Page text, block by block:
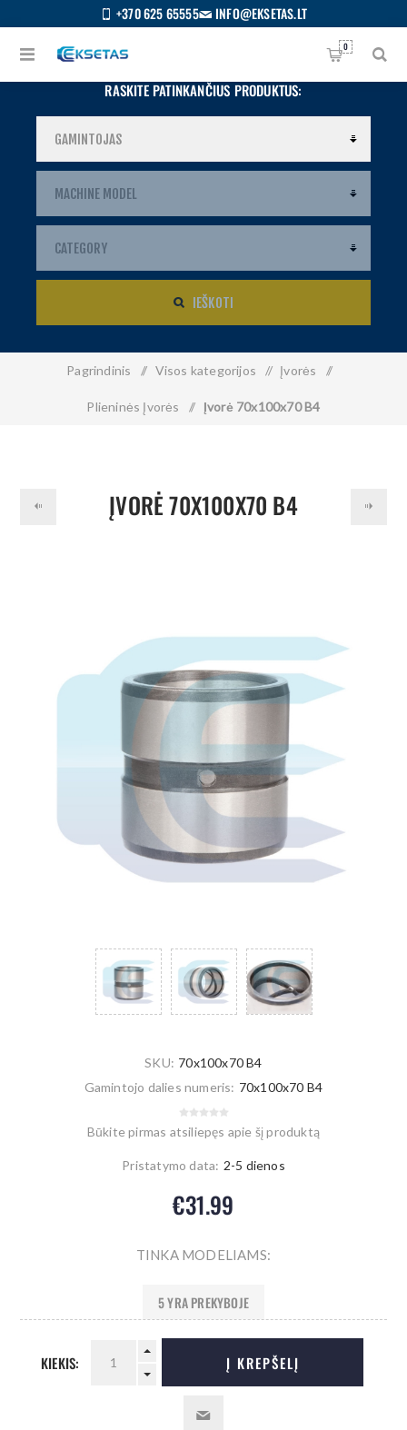
+370 625 65555 INFO@EKSETAS.LT
0
RASKITE PATINKANČIUS PRODUKTUS:
IEŠKOTI
Pagrindinis / Visos kategorijos / Įvorės /
Plieninės Įvorės / Įvorė 70x100x70 B4
ĮVORĖ 70X100X70 B4
SKU: 70x100x70 B4
Gamintojo dalies numeris: 70x100x70 B4
Būkite pirmas atsiliepęs apie šį produktą
Pristatymo data: 2-5 dienos
€31.99
TINKA MODELIAMS:
5 YRA PREKYBOJE
KIEKIS: Į KREPŠELĮ